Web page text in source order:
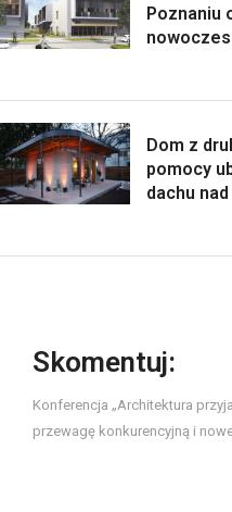
Poznaniu
Dom z
pomocy
dachu nad
Skomentuj:
Konferencja „Architektura
przewagę konkurencyjną i